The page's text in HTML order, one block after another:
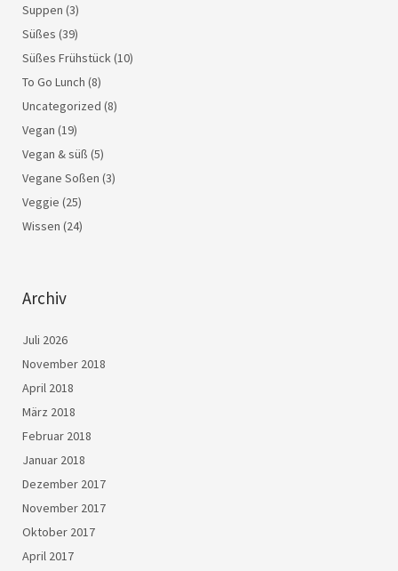
Suppen (3)
Süßes (39)
Süßes Frühstück(10)
To Go Lunch (8)
Uncategorized (8)
Vegan (19)
Vegan & süß (5)
Vegane Soßen (3)
Veggie (25)
Wissen (24)
Archiv
Juli 2026
November 2018
April 2018
März 2018
Februar 2018
Januar 2018
Dezember 2017
November 2017
Oktober 2017
April 2017